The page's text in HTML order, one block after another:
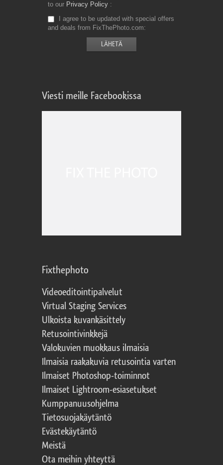
to our Privacy Policy
I agree to be updated with special offers
and deals from FixThePhoto.com
Viesti meille Facebookissa
Fixthephoto
Videoeditointipalvelut
Virtual Staging Services
Ulkoista kuvankäsittely
Retusointivinkkejä
Valokuvien muokkaus ilmaisia
Ilmaisia raakakuvia retusointia varten
Ilmaiset Photoshop-toiminnot
Ilmaiset Lightroom-esiasetukset
Kumppanuusohjelma
Tietosuojakäytäntö
Evästekäytäntö
Meistä
Ota meihin yhteyttä